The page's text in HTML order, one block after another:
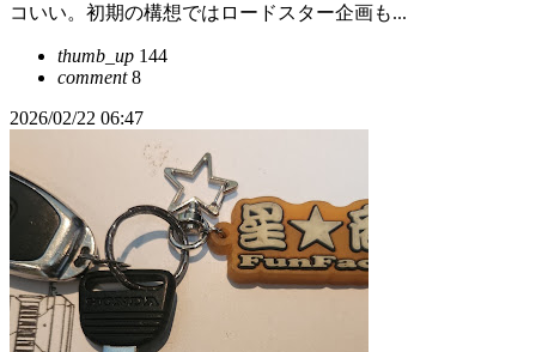
コいい。初期の構想ではロードスター企画も...
thumb_up 144
comment8
2026/02/22 06:47